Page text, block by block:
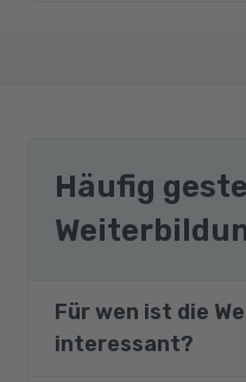
Häufig
Für wen ist die
interessant?